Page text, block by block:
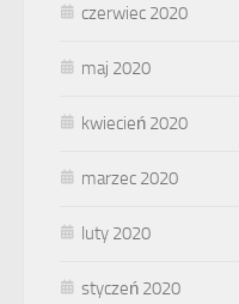
czerwiec 2020
maj 2020
kwiecień 2020
marzec 2020
luty 2020
styczeń 2020